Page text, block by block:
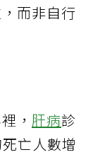
而非自行
， 肝病診
亡人數增